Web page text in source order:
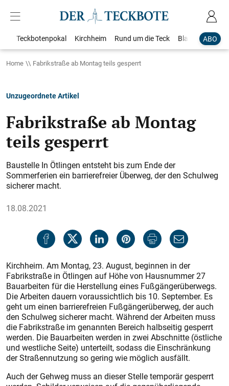
ABO
Teckbotenpokal Kirchheim Rund um die Teck Blaulicht
Home Fabrikstraße ab Montag teils gesperrt
Unzugeordnete Artikel
Fabrikstraße ab Montag
teils gesperrt
Baustelle In Ötlingen entsteht bis zum Ende der
Sommerferien ein barrierefreier Überweg, der den Schulweg
sicherer macht.
18.08.2021
Kirchheim. Am Montag, 23. August, beginnen in der
Fabrikstraße in Ötlingen auf Höhe von Hausnummer 27
Bauarbeiten für die Herstellung eines Fußgängerüberwegs.
Die Arbeiten dauern voraussichtlich bis 10. September. Es
geht um einen barrierefreien Fußgängerüberweg, der auch
den Schulweg sicherer macht. Während der Arbeiten muss
die Fabrikstraße im genannten Bereich halbseitig gesperrt
werden. Die Bauarbeiten werden in zwei Abschnitte (östliche
und westliche Seite) unterteilt, sodass die Einschränkung
der Straßennutzung so gering wie möglich ausfällt.
Auch der Gehweg muss an dieser Stelle temporär gesperrt